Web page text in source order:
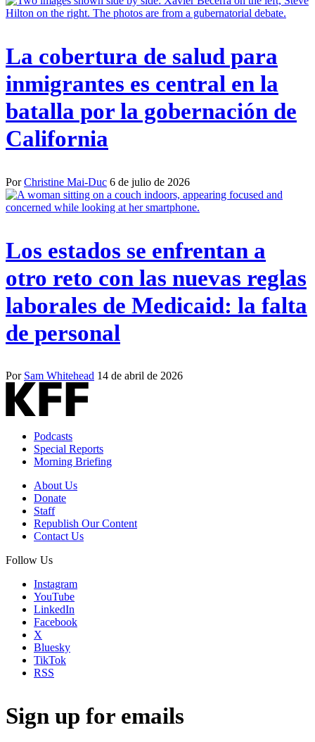
La cobertura de salud para
inmigrantes es central en la
batalla por la gobernación de
California
PorChristine Mai-Duc 6 de julio de 2026
Los estados se enfrentan a
otro reto con las nuevas reglas
laborales de Medicaid: la falta
de personal
Por Sam Whitehead 14 de abril de 2026
Podcasts
Special Reports
Morning Briefing
About Us
Donate
Staff
Republish Our Content
Contact Us
Follow Us
Instagram
YouTube
LinkedIn
Facebook
X
Bluesky
TikTok
RSS
Sign up for emails